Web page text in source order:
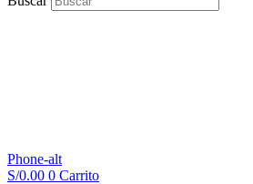
Phone-alt
S/0.00 0 Carrito